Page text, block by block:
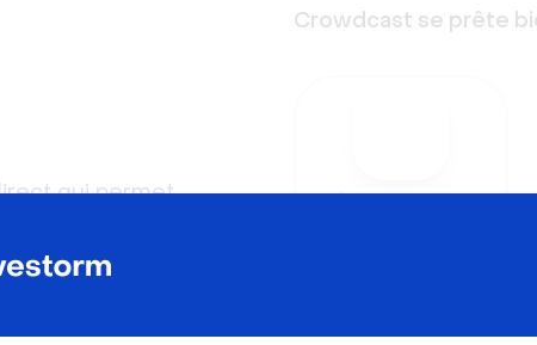
qui permet
en 2014, la
États-Unis. Les
et moyennes
15 personnes
Crowdcast se prête